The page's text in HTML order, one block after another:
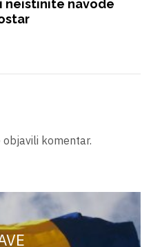
neistinite navode
objavili komentar.